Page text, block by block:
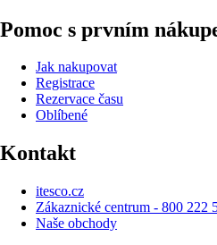
Pomoc s prvním
Jak nakupovat
Registrace
Rezervace času
Oblíbené
Kontakt
itesco.cz
Zákaznické centrum - 800 222
Naše obchody